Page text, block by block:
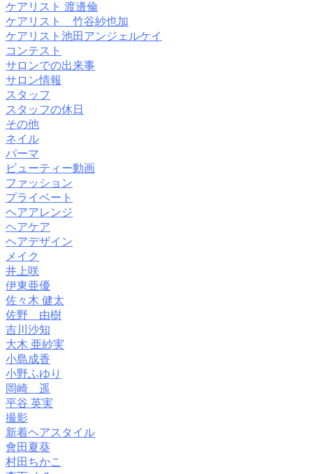
ケアリスト 渡邊倫
ケアリスト 竹谷紗也加
ケアリスト池田アンジェルケイ
コンテスト
サロンでの出来事
サロン情報
スタッフ
スタッフの休日
その他
ネイル
パーマ
ビューティー動画
ファッション
プライベート
ヘアアレンジ
ヘアケア
ヘアデザイン
メイク
井上咲
伊東亜優
佐々木 健太
佐野 由樹
吉川沙知
大木 亜紗実
小島成香
小野ふゆり
岡崎 遥
平谷 英実
撮影
新着ヘアスタイル
會田夏葵
村田ちかこ